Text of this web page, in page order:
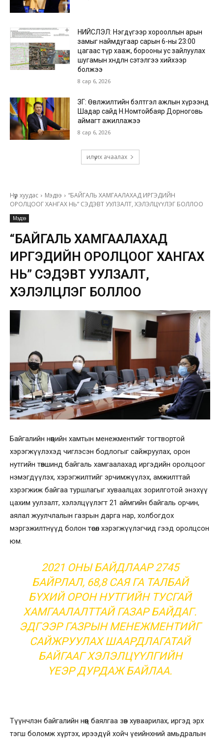
НИЙСЛЭЛ: Нэгдүгээр хорооллын арын
замыг наймдугаар сарын 6-ны 23:00
цагаас түр хааж, борооны ус зайлуулах
шугамын хөндлөн сэтэлгээ хийхээр
болжээ
8 сар 6, 2026
ЗГ: Өвөлжилтийн бэлтгэл ажлын хүрээнд
Шадар сайд Н.Номтойбаяр Дорноговь
аймагт ажиллажээ
8 сар 6, 2026
илүү их ачаалах